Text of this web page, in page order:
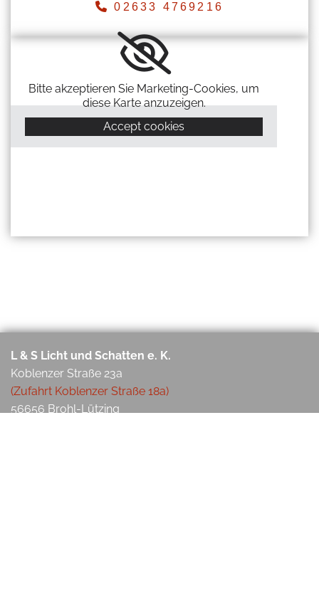
 02633 4769216
Bitte akzeptieren Sie Marketing-Cookies, um
diese Karte anzuzeigen.
Accept cookies
L & S Licht und Schatten e. K.
Koblenzer Straße 23a
(Zufahrt Koblenzer Straße 18a)
56656 Brohl-Lützing